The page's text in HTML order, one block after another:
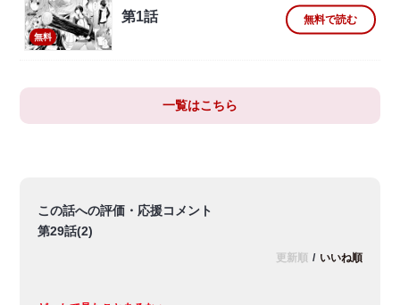
無料
第1話 無料で読む
一覧はこちら
この話への評価・応援コメント
第29話(2)
更新順 / いいね順